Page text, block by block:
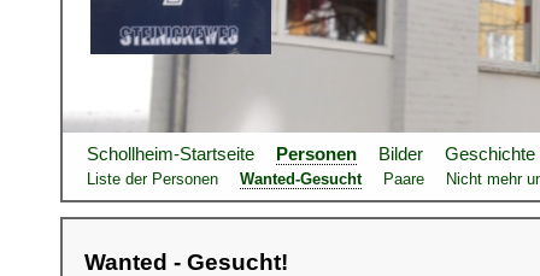
Schollheim-Startseite Personen Bilder Geschichte
Liste der Personen Wanted-Gesucht Paare Nicht mehr
Wanted - Gesucht!